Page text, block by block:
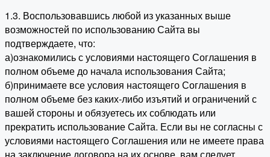
1.3. Воспользовавшись любой из указанных выше
возможностей по использованию Сайта вы
подтверждаете, что:
а)ознакомились с условиями настоящего Соглашения в
полном объеме до начала использования Сайта;
б)принимаете все условия настоящего Соглашения в
полном объеме без каких-либо изъятий и ограничений с
вашей стороны и обязуетесь их соблюдать или
прекратить использование Сайта. Если вы не согласны с
условиями настоящего Соглашения или не имеете права